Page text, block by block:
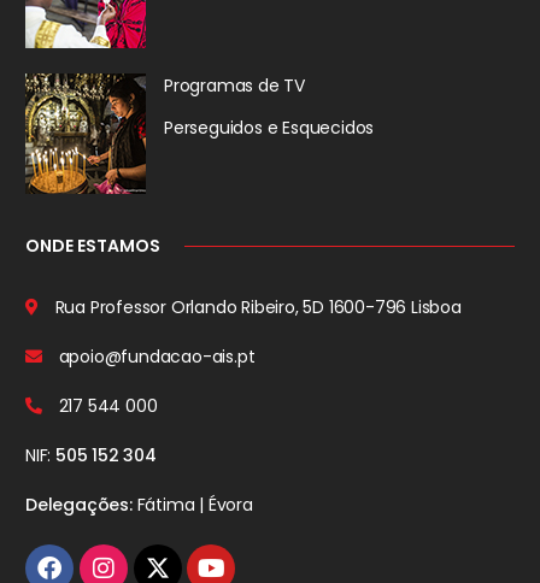
Programas de TV
Perseguidos e Esquecidos
ONDE ESTAMOS
Rua Professor Orlando Ribeiro, 5D 1600-796 Lisboa
apoio@fundacao-ais.pt
217 544 000
NIF: 505 152 304
Delegações:Fátima | Évora